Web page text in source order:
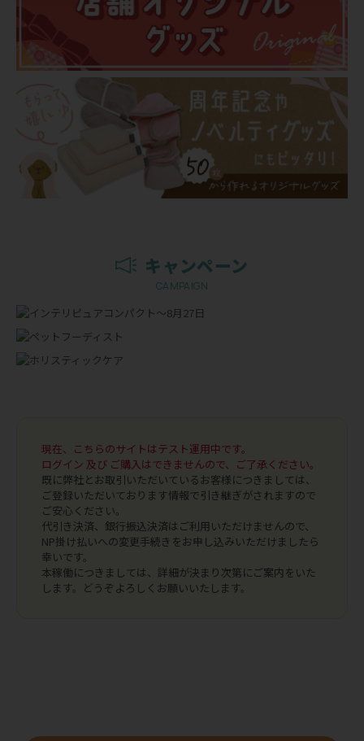
キャンペーン
CAMPAIGN
現在、こちらのサイトはテスト運用中です。
ログイン 及び ご購入はできませんので、ご了承ください。
既に弊社とお取引いただいているお客様につきましては、
ご登録いただいております情報で引き継ぎがされますので
ご安心ください。
代引き決済、銀行振込決済はご利用いただけませんので、
NP掛け払いへの変更手続きをお申し込みいただけましたら
幸いです。
本稼働につきましては、詳細が決まり次第にご案内をいた
します。どうぞよろしくお願いいたします。